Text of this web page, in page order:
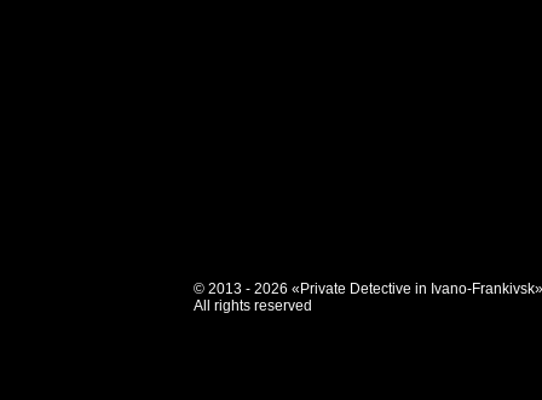
© 2013 - 2026 «Private Detective in Ivano-Frankivsk»
All rights reserved